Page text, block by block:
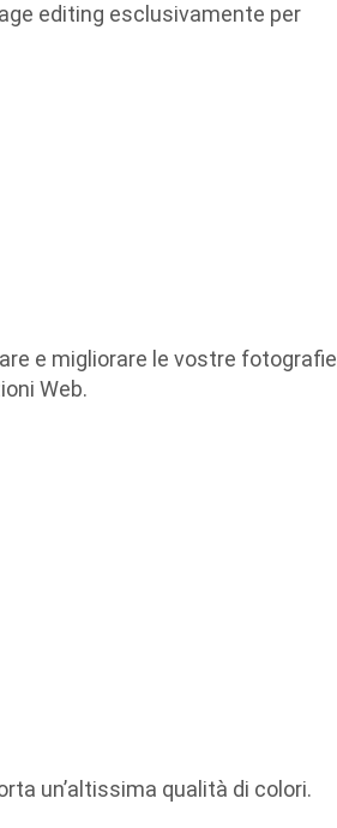
editing esclusivamente per
e migliorare le vostre fotografie
Web.
un’altissima qualità di colori.